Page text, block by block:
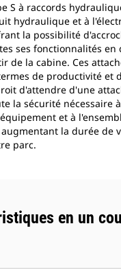
S à raccords
hydraulique et à
la possibilité
ses fonctionnalités en
de la cabine. Ces
de productivité et
d'attendre d'une
la sécurité nécessaire
et à
la durée de
parc.
en un